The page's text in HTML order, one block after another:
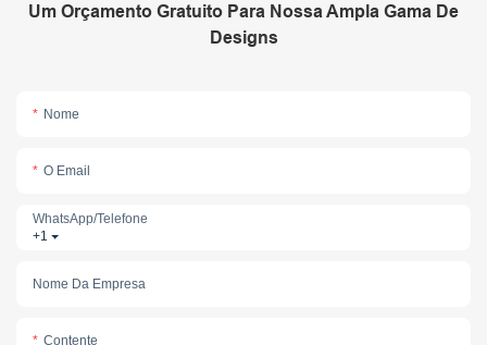
Um Orçamento Gratuito Para Nossa Ampla Gama De
Designs
Nome
O Email
+1
WhatsApp/telefone
Nome Da Empresa
Contente